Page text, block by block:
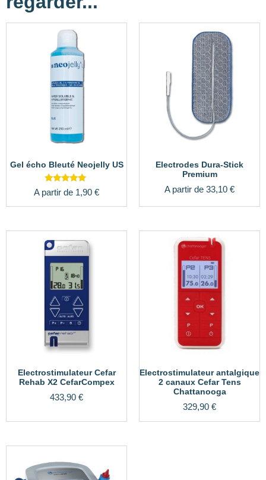
Gel écho Bleuté Neojelly US
Note
4.75
sur 5
A partir de 1,90 €
Electrodes Dura-Stick
Premium
A partir de 33,10 €
Electrostimulateur Cefar
Rehab X2 CefarCompex
433,90 €
Electrostimulateur antalgique
2 canaux Cefar Tens
Chattanooga
329,90 €